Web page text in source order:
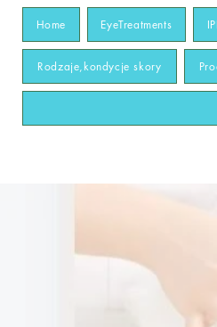
Home EyeTreatments
Rodzaje,kondycje skory